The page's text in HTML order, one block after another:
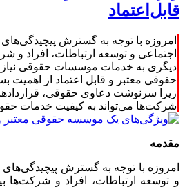
قابل‌اعتماد
امروزه با توجه به گسترش
اجتماعی و توسعه ارتباطات، افراد و
دیگری به خدمات موسسات حقوقی
حقوقی معتبر و قابل اعتماد از اهمیت
زیرا سرنوشت دعاوی حقوقی،
شرکت‌ها می‌تواند به کیفیت خدمات
مقدمه
امروزه با توجه به گسترش
و توسعه ارتباطات، افراد و شرکت‌ها